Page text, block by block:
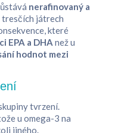
nerafinovaný a
tresčích játrech
které
EPA a DHA než u
hodnot mezi
tvrzení.
u omega-3 na
jiného.